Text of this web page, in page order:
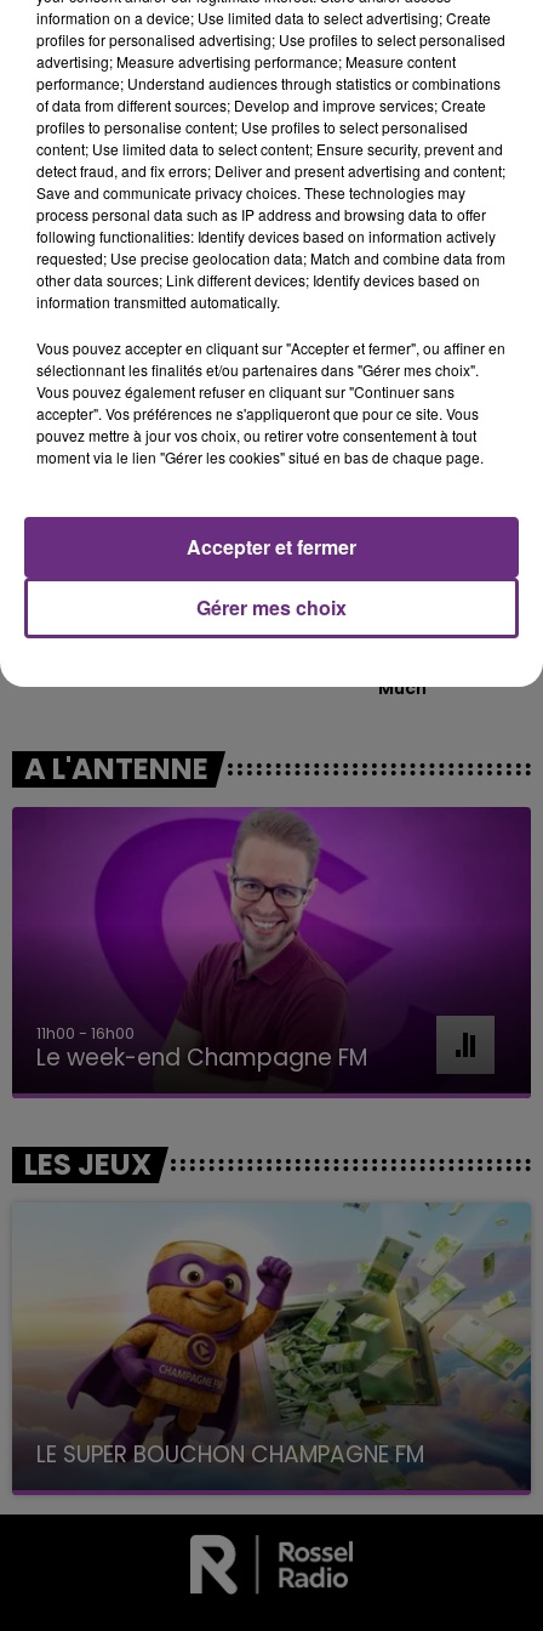
11h19
11h19
Good Luck, Babe!
11h17
11h17
Le Petit Pecheur
11h08
11h08 11h04
11h04
Much
A L'ANTENNE
11h00 - 16h00
Le week-end Champagne FM
LES JEUX
LE SUPER BOUCHON CHAMPAGNE FM
avec La Famille Champagne FM, à 8H10
information on a device; Use limited data to select advertising; Create
profiles for personalised advertising; Use profiles to select personalised
advertising; Measure advertising performance; Measure content
performance; Understand audiences through statistics or combinations
of data from different sources; Develop and improve services; Create
profiles to personalise content; Use profiles to select personalised
content; Use limited data to select content; Ensure security, prevent and
detect fraud, and fix errors; Deliver and present advertising and content;
Save and communicate privacy choices. These technologies may
process personal data such as IP address and browsing data to offer
following functionalities: Identify devices based on information actively
requested; Use precise geolocation data; Match and combine data from
other data sources; Link different devices; Identify devices based on
information transmitted automatically.
Vous pouvez accepter en cliquant sur "Accepter et fermer", ou affiner en
sélectionnant les finalités et/ou partenaires dans "Gérer mes choix".
Vous pouvez également refuser en cliquant sur "Continuer sans
accepter". Vos préférences ne s'appliqueront que pour ce site. Vous
pouvez mettre à jour vos choix, ou retirer votre consentement à tout
moment via le lien "Gérer les cookies" situé en bas de chaque page.
Gérer mes choix
Accepter et fermer